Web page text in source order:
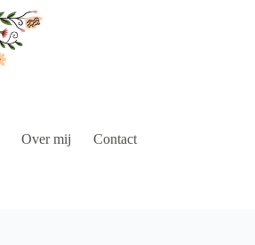
Over mij Contact